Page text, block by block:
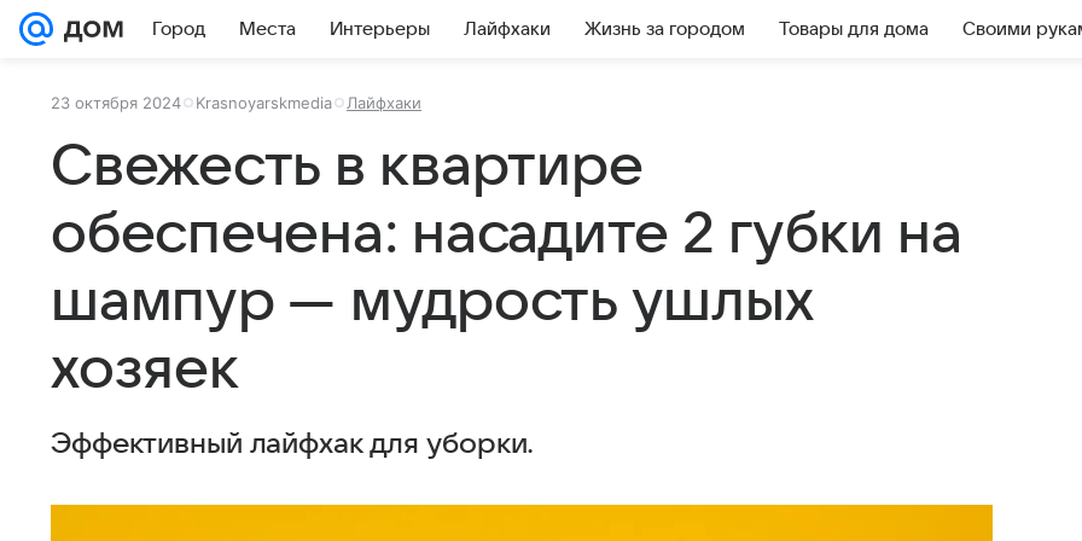
Город Места Интерьеры Лайфхаки Жизнь за городом Товары для дома Своими
23 октября 2024 Krasnoyarskmedia Лайфхаки
Свежесть в квартире
обеспечена: насадите 2 губки на
шампур — мудрость ушлых
хозяек
Эффективный лайфхак для уборки.